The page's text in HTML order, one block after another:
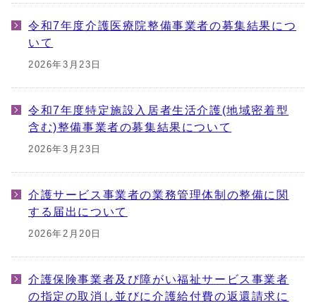
令和7年度介護医療院整備事業者の募集結果につ
いて
2026年3月23日
令和7年度特定施設入居者生活介護(地域密着型
含む)整備事業者の募集結果について
2026年3月23日
介護サービス事業者の業務管理体制の整備に関
する届出について
2026年2月20日
介護保険事業者及び障がい福祉サービス事業者
の指定の取消し並びに介護給付費の返還請求に